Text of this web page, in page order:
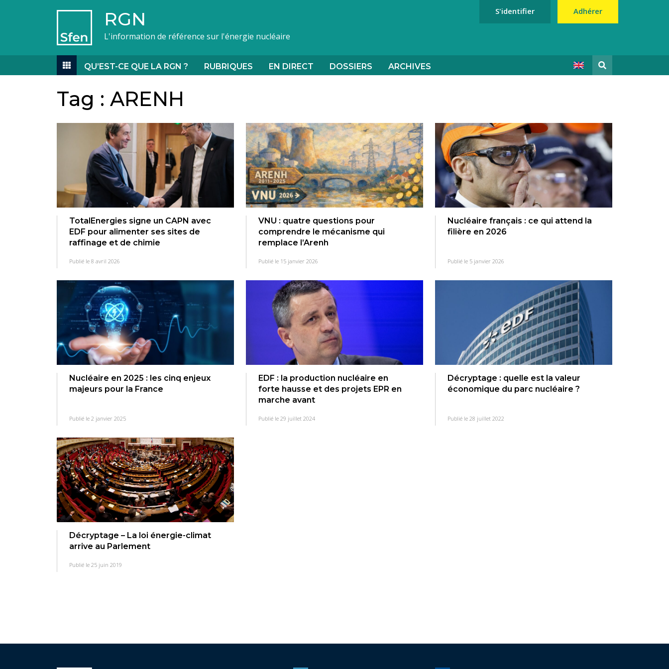
RGN
L'information de référence sur l'énergie nucléaire
S'identifier Adhérer
QU’EST-CE QUE LA RGN ? RUBRIQUES EN DIRECT DOSSIERS ARCHIVES
Tag : ARENH
TotalEnergies signe un CAPN avec
EDF pour alimenter ses sites de
raffinage et de chimie
Publié le 8 avril 2026
VNU : quatre questions pour
comprendre le mécanisme qui
remplace l’Arenh
Publié le 15 janvier 2026
Nucléaire français : ce qui attend la
filière en 2026
Publié le 5 janvier 2026
Nucléaire en 2025 : les cinq enjeux
majeurs pour la France
Publié le 2 janvier 2025
EDF : la production nucléaire en
forte hausse et des projets EPR en
marche avant
Publié le 29 juillet 2024
Décryptage : quelle est la valeur
économique du parc nucléaire ?
Publié le 28 juillet 2022
Décryptage – La loi énergie-climat
arrive au Parlement
Publié le 25 juin 2019